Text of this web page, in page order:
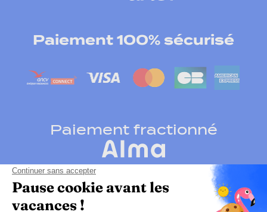
Paiement 100% sécurisé
Paiement fractionné